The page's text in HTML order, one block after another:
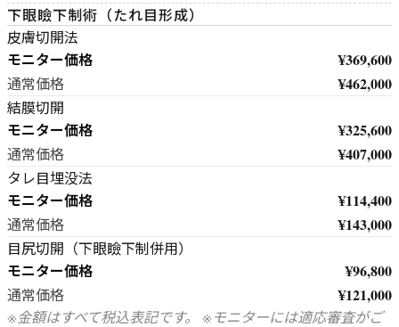
下眼瞼下制術（たれ目形成）
皮膚切開法
モニター価格 ¥369,600
通常価格 ¥462,000
結膜切開
モニター価格 ¥325,600
通常価格 ¥407,000
タレ目埋没法
モニター価格 ¥114,400
通常価格 ¥143,000
目尻切開（下眼瞼下制併用）
モニター価格 ¥96,800
通常価格 ¥121,000
※金額はすべて税込表記です。 ※モニターには適応審査がご